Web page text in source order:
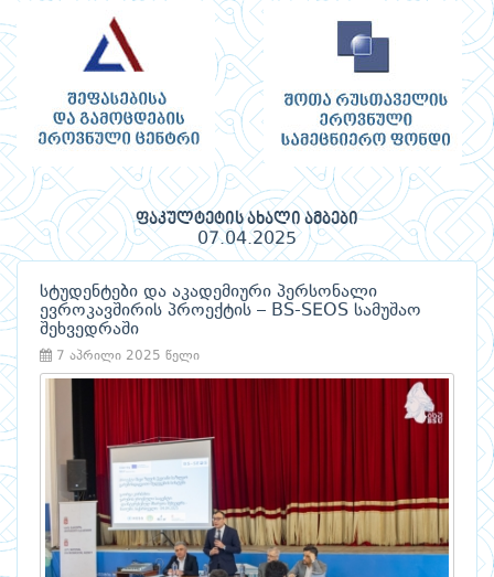
ფაკულტეტის ახალი ამბები
07.04.2025
სტუდენტები და აკადემიური პერსონალი
ევროკავშირის პროექტის – BS-SEOS სამუშაო
შეხვედრაში
7 აპრილი 2025 წელი